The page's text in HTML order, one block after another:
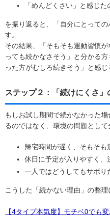
「めんどくさい」と感じ
を振り返ると、「自分にとって
す。
その結果、「そもそも運動習慣
っても続かなさそう」と分かる
った方がむしろ続きそう」と感じ
ステップ２：「続けにくさ」
もしお試し期間で続かなかった
るのではなく、環境の問題として
帰宅時間が遅く、そもそも
休日に予定が入りやすく
一人ではどうしてもサボり
こうした「続かない理由」の整理
【4タイプ本気度】モチベ0でも